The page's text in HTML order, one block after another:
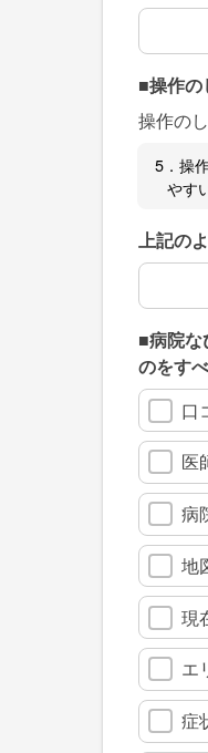
上記の
■操作の
操作の
5．操
やす
上記の
上記の
■病院な
のをす
口
医
病
地
現
エ
症